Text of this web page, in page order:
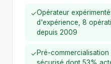
✓Opérateur
d'expérience, 8
depuis 2009
✓Pré-